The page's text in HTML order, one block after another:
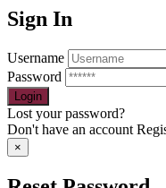
Sign In
Username
Password
Lost your password?
Don't have an account
×